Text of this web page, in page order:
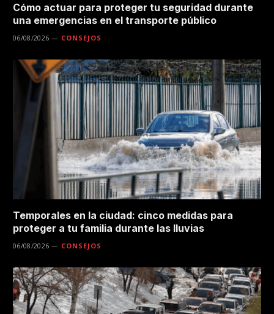
Cómo actuar para proteger tu seguridad durante
una emergencias en el transporte público
06/08/2026 CONSEJOS
Temporales en la ciudad: cinco medidas para
proteger a tu familia durante las lluvias
06/08/2026 CONSEJOS